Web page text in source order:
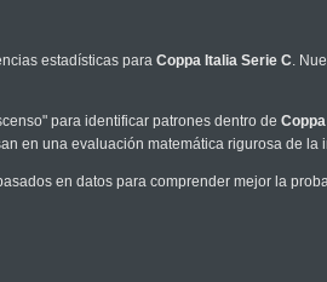
estadísticas para Coppa Italia Serie C.
para identificar patrones dentro de
en una evaluación matemática rigurosa de la
en datos para comprender mejor la